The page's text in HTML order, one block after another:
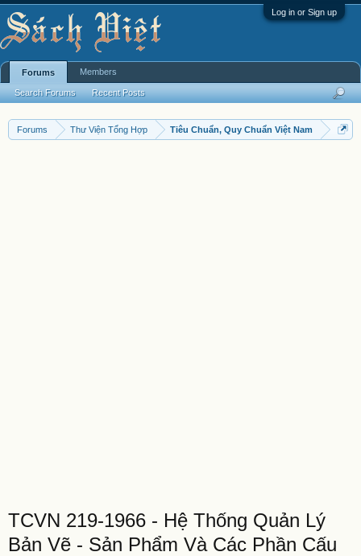
Log in or Sign up
Forums Thư Viện Tổng Hợp Tiêu Chuẩn, Quy Chuẩn Việt Nam
TCVN 219-1966 - Hệ Thống Quản Lý
Bản Vẽ - Sản Phẩm Và Các Phần Cấu
Forums
Search Forums Recent Posts
Members